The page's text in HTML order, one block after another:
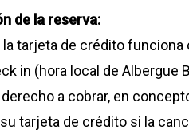
de la reserva:
tarjeta de crédito
in (hora local de
a cobrar, en
tarjeta de crédito si la